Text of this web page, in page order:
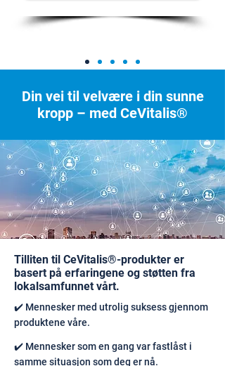
Din vei til velvære i din sunne
kropp – med CeVitalis®
Tilliten til CeVitalis®-produkter er
basert på erfaringene og støtten fra
lokalsamfunnet vårt.
✔️ Mennesker med utrolig suksess gjennom
produktene våre.
✔️ Mennesker som en gang var fastlåst i
samme situasjon som deg er nå.